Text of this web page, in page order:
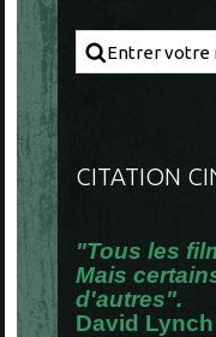
CITATION
"Tous les
Mais
d'autres".
David Lynch